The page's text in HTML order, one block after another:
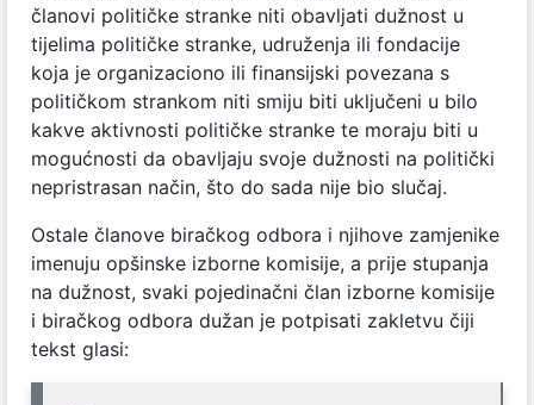
članovi političke stranke niti obavljati dužnost u
tijelima političke stranke, udruženja ili fondacije
koja je organizaciono ili finansijski povezana s
političkom strankom niti smiju biti uključeni u bilo
kakve aktivnosti političke stranke te moraju biti u
mogućnosti da obavljaju svoje dužnosti na politički
nepristrasan način, što do sada nije bio slučaj.
Ostale članove biračkog odbora i njihove zamjenike
imenuju opšinske izborne komisije, a prije stupanja
na dužnost, svaki pojedinačni član izborne komisije
i biračkog odbora dužan je potpisati zakletvu čiji
tekst glasi: